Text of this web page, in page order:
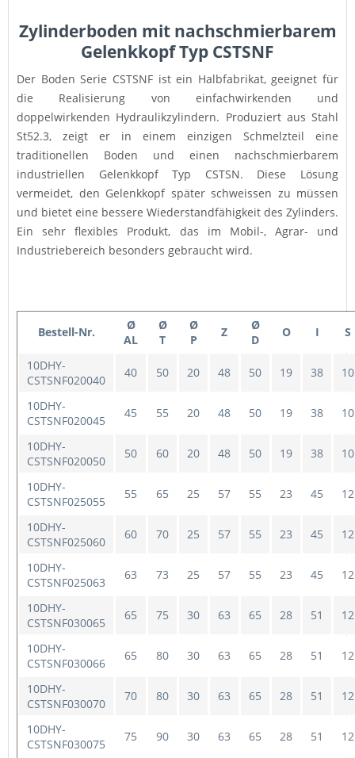
Zylinderboden mit nachschmierbarem
Gelenkkopf Typ CSTSNF
Der Boden Serie CSTSNF ist ein Halbfabrikat, geeignet für
die Realisierung von einfachwirkenden und
doppelwirkenden Hydraulikzylindern. Produziert aus Stahl
St52.3, zeigt er in einem einzigen Schmelzteil eine
traditionellen Boden und einen nachschmierbarem
industriellen Gelenkkopf Typ CSTSN. Diese Lösung
vermeidet, den Gelenkkopf später schweissen zu müssen
und bietet eine bessere Wiederstandfähigkeit des Zylinders.
Ein sehr flexibles Produkt, das im Mobil-, Agrar- und
Industriebereich besonders gebraucht wird.
Bestell-Nr.
Ø
AL
Ø
T
Ø
P
Z
Ø
D
O I S
10DHY-
CSTSNF020040
40 50 20 48 50 19 38 10
10DHY-
CSTSNF020045
45 55 20 48 50 19 38 10
10DHY-
CSTSNF020050
50 60 20 48 50 19 38 10
10DHY-
CSTSNF025055
55 65 25 57 55 23 45 12
10DHY-
CSTSNF025060
60 70 25 57 55 23 45 12
10DHY-
CSTSNF025063
63 73 25 57 55 23 45 12
10DHY-
CSTSNF030065
65 75 30 63 65 28 51 12
10DHY-
CSTSNF030066
65 80 30 63 65 28 51 12
10DHY-
CSTSNF030070
70 80 30 63 65 28 51 12
10DHY-
CSTSNF030075
75 90 30 63 65 28 51 12